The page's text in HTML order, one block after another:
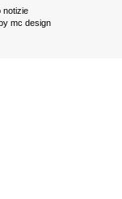
notizie
mc design